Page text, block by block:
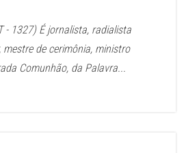
- 1327) É jornalista, radialista
de cerimônia, ministro
Comunhão, da Palavra...